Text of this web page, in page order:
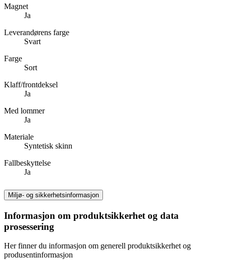
Magnet
Ja
Leverandørens farge
Svart
Farge
Sort
Klaff/frontdeksel
Ja
Med lommer
Ja
Materiale
Syntetisk skinn
Fallbeskyttelse
Ja
Miljø- og sikkerhetsinformasjon
Informasjon om produktsikkerhet og data
prosessering
Her finner du informasjon om generell produktsikkerhet og
produsentinformasjon